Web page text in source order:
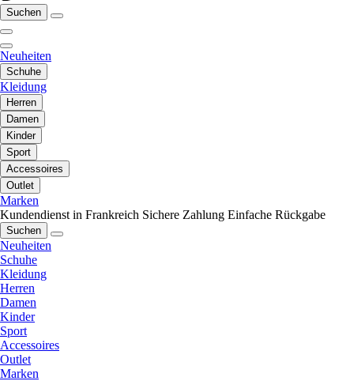
Suchen
Neuheiten
Schuhe
Kleidung
Herren
Damen
Kinder
Sport
Accessoires
Outlet
Marken
Kundendienst in Frankreich Sichere Zahlung Einfache Rückgabe
Suchen
Neuheiten
Schuhe
Kleidung
Herren
Damen
Kinder
Sport
Accessoires
Outlet
Marken